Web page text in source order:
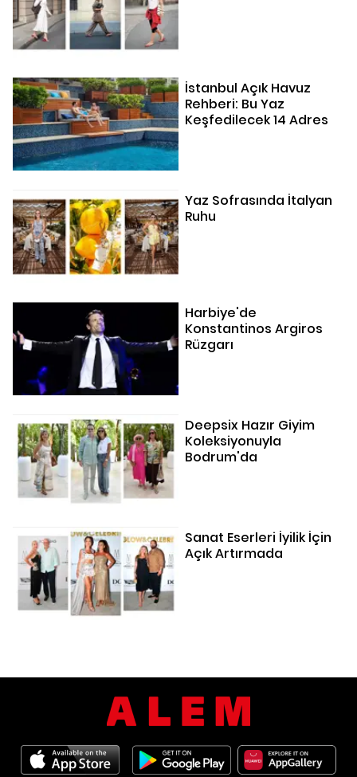
İstanbul Açık Havuz
Rehberi: Bu Yaz
Keşfedilecek 14 Adres
Yaz Sofrasında İtalyan
Ruhu
Harbiye'de
Konstantinos Argiros
Rüzgarı
Deepsix Hazır Giyim
Koleksiyonuyla
Bodrum'da
Sanat Eserleri İyilik İçin
Açık Artırmada